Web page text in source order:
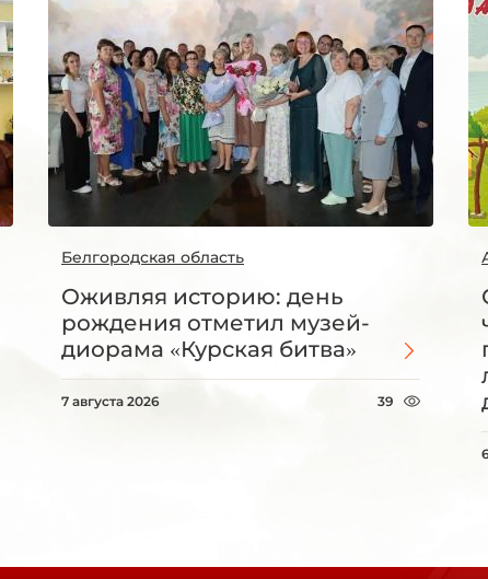
Белгородская область
Оживляя историю: день
рождения отметил музей-
диорама «Курская битва»
7 августа 2026 39